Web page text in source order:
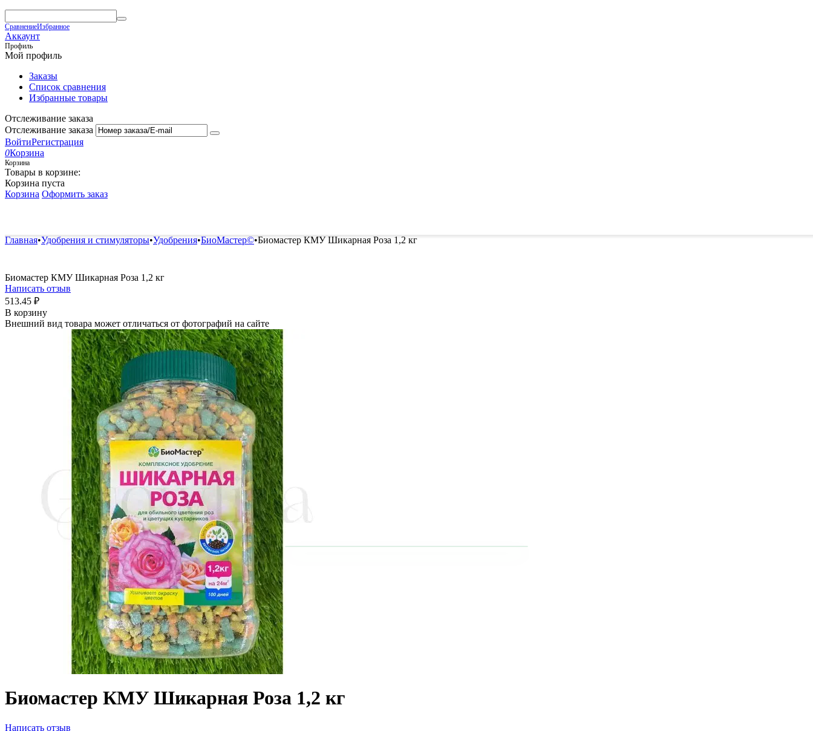
СравнениеИзбранное
Профиль
Аккаунт
Мой профиль
Заказы
Список сравнения
Избранные товары
Отслеживание заказа
Отслеживание заказа
ВойтиРегистрация
Корзина
0Корзина
Товары в корзине:
Корзина пуста
Корзина Оформить заказ
Главная•Удобрения и стимуляторы•Удобрения•БиоМастер©️•Биомастер КМУ Шикарная Роза 1,2 кг
Биомастер КМУ Шикарная Роза 1,2 кг
Написать отзыв
513.45 ₽
В корзину
Внешний вид товара может отличаться от фотографий на сайте
Биомастер КМУ Шикарная Роза 1,2 кг
Написать отзыв